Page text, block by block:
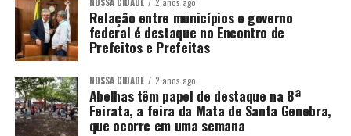
Relação entre municípios e governo
federal é destaque no Encontro de
Prefeitos e Prefeitas
NOSSA CIDADE 2 anos ago
Abelhas têm papel de destaque na 8ª
Feirata, a feira da Mata de Santa Genebra,
que ocorre em uma semana